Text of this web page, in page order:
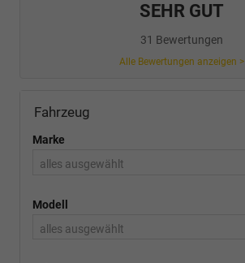
SEHR GUT
31 Bewertungen
Alle Bewertungen anzeigen >
Fahrzeug
Marke
alles ausgewählt
Modell
alles ausgewählt